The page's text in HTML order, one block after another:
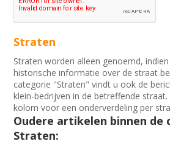
Straten
Straten worden alleen genoemd,
historische informatie over de straat
categorie "Straten" vindt u ook de
klein-bedrijven in de betreffende straat.
kolom voor een onderverdeling per
Oudere artikelen binnen de
Straten: